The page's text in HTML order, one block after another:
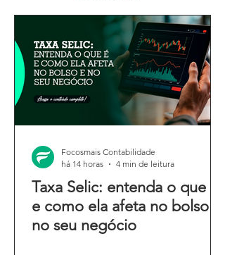
Taxa Selic: entenda o que é
e como ela afeta no bolso e
no seu negócio
Focosmais Contabilidade
há 14 horas
4 min de leitura